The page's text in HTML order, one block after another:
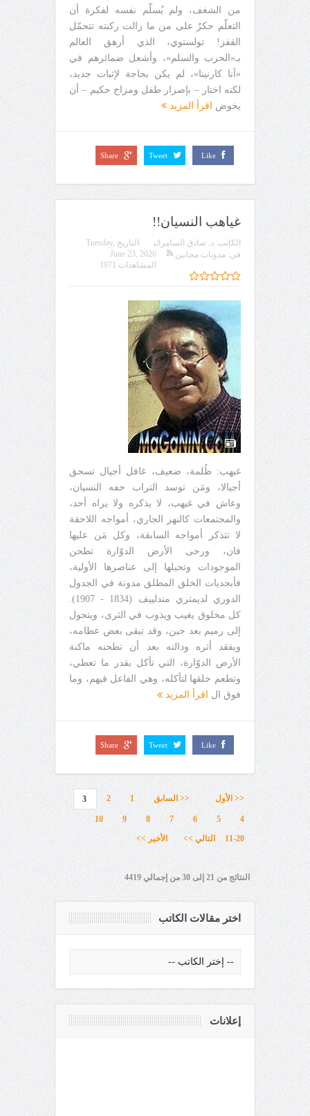
من الشغف، ولم يُسلّم نفسه لفكرة أن
التعلّم حكرٌ على من ما زالت ركبته تتحمّل
القفز! تولستوي، الذي أرهق العالم
بـ«الحرب والسلم»، وأشعل ضمائرهم في
«آنا كارنينا»، لم يكن بحاجة لإثبات جديد،
لكنه اختار – بإصرار طفل ومزاج حكيم – أن
يخوض
اقرأ المزيد
Like
Tweet
Share
غياهب النسيان!!
الكاتب: د. صادق السامرائي التاريخ Tuesday,
June 23, 2026
في: مدونات مجانين
المشاهدات 1971
غيهب: ظُلمة، ضعيف، غافل أجيال تسحق
أجيالا، ومَن توسد التراب حفه النسيان،
وعاش في غيهب، لا يذكره ولا يراه أحد،
والمجتمعات كالنهر الجاري، أمواجه اللاحقة
لا تتذكر أمواجه السابقة، وكل مَن عليها
فان، ورحى الأرض الدوّارة تطحن
الموجودات وتحيلها إلى عناصرها الأولية،
فأبجديات الخلق المطلق مدونة في الجدول
الدوري لديمتري مندلييف (1834 - 1907).
كل مخلوق يغيب ويذوب في الثرى، ويتحول
إلى رميم بعد حين، وقد تبقى بعض عظامه،
ويفقد أثره ودالته بعد أن تطحنه ماكنة
الأرض الدوّارة، التي تأكل بقدر ما تعطي،
وتطعم خلقها لتأكله، وهي الفاعل فيهم، وما
فوق ال
اقرأ المزيد
Like
Tweet
Share
<< الأول << السابق 1
2
3
4
5
6
7
8
9
10
11-20
التالي >> الأخير >>
النتائج من 21 إلى 30 من إجمالي 4419
اختر مقالات الكاتب
إعلانات